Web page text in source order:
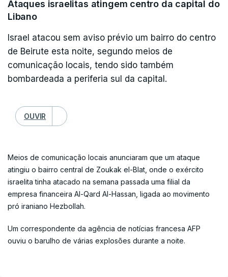
Ataques israelitas atingem centro da capital do
Libano
Israel atacou sem aviso prévio um bairro do centro
de Beirute esta noite, segundo meios de
comunicação locais, tendo sido também
bombardeada a periferia sul da capital.
OUVIR
Meios de comunicação locais anunciaram que um ataque
atingiu o bairro central de Zoukak el-Blat, onde o exército
israelita tinha atacado na semana passada uma filial da
empresa financeira Al-Qard Al-Hassan, ligada ao movimento
pró iraniano Hezbollah.
Um correspondente da agência de notícias francesa AFP
ouviu o barulho de várias explosões durante a noite.